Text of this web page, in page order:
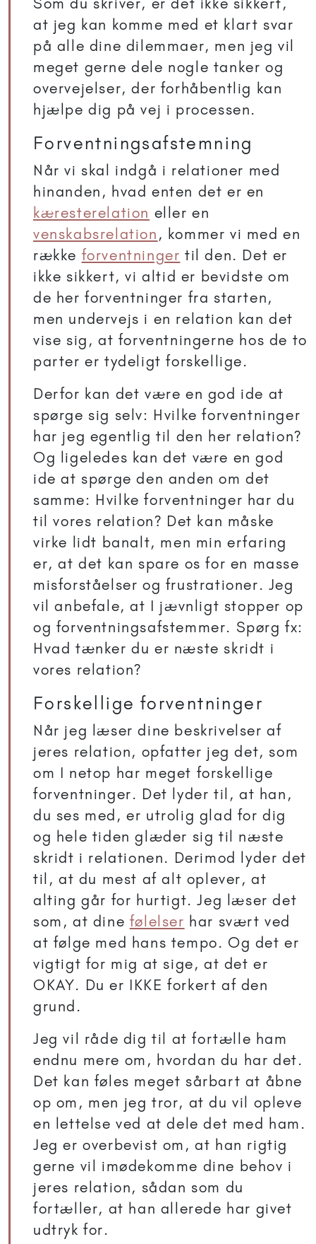
at jeg kan komme med et klart svar
på alle dine dilemmaer, men jeg vil
meget gerne dele nogle tanker og
overvejelser, der forhåbentlig kan
hjælpe dig på vej i processen.
Forventningsafstemning
Når vi skal indgå i relationer med
hinanden, hvad enten det er en
kæresterelation eller en
venskabsrelation , kommer vi med en
række forventninger til den. Det er
ikke sikkert, vi altid er bevidste om
de her forventninger fra starten,
men undervejs i en relation kan det
vise sig, at forventningerne hos de to
parter er tydeligt forskellige.
Derfor kan det være en god ide at
spørge sig selv: Hvilke forventninger
har jeg egentlig til den her relation?
Og ligeledes kan det være en god
ide at spørge den anden om det
samme: Hvilke forventninger har du
til vores relation? Det kan måske
virke lidt banalt, men min erfaring
er, at det kan spare os for en masse
misforståelser og frustrationer. Jeg
vil anbefale, at I jævnligt stopper op
og forventningsafstemmer. Spørg fx:
Hvad tænker du er næste skridt i
vores relation?
Forskellige forventninger
Når jeg læser dine beskrivelser af
jeres relation, opfatter jeg det, som
om I netop har meget forskellige
forventninger. Det lyder til, at han,
du ses med, er utrolig glad for dig
og hele tiden glæder sig til næste
skridt i relationen. Derimod lyder det
til, at du mest af alt oplever, at
alting går for hurtigt. Jeg læser det
som, at dine følelser har svært ved
at følge med hans tempo. Og det er
vigtigt for mig at sige, at det er
OKAY. Du er IKKE forkert af den
grund.
Jeg vil råde dig til at fortælle ham
endnu mere om, hvordan du har det.
Det kan føles meget sårbart at åbne
op om, men jeg tror, at du vil opleve
en lettelse ved at dele det med ham.
Jeg er overbevist om, at han rigtig
gerne vil imødekomme dine behov i
jeres relation, sådan som du
fortæller, at han allerede har givet
udtryk for.